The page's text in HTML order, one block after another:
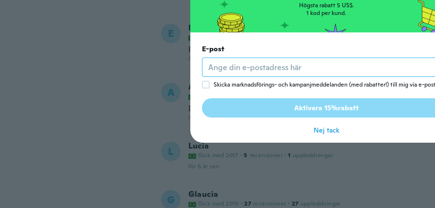
E Emanuelly
Poderia ser maior, mas é bom
för 6 år sen
A Ananda
De boa qualidade! Gostei. Mas demorou mais que o prazo
för 6 år sen
L Lucia
Gick med 2017 · 5 recensioner · 1 uppladdningar
för 6 år sen
G Glaucia
Gick med 2019 · 27 recensioner · 27 uppladdningar
Högsta rabatt 5 US$.
1 kod per kund.
E-post
Skicka marknadsförings- och kampanjmeddelanden (med rabatter!) till mig via e-
Aktivera 15%rabatt
Nej tack